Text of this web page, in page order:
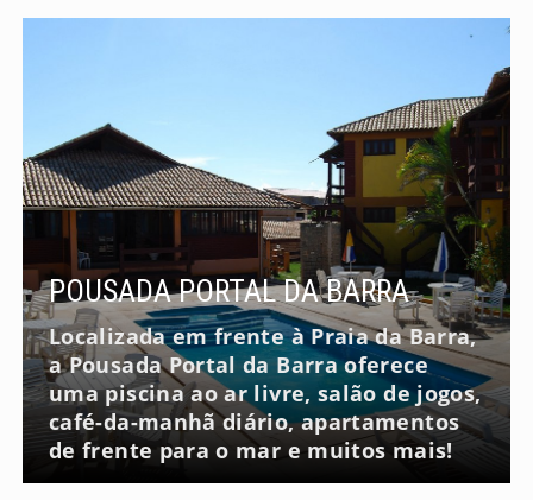
POUSADA PORTAL DA BARRA
Localizada em frente à Praia da Barra,
a Pousada Portal da Barra oferece
uma piscina ao ar livre, salão de jogos,
café-da-manhã diário, apartamentos
de frente para o mar e muitos mais!